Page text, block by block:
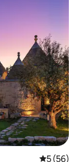
5 de uma
5 (56)